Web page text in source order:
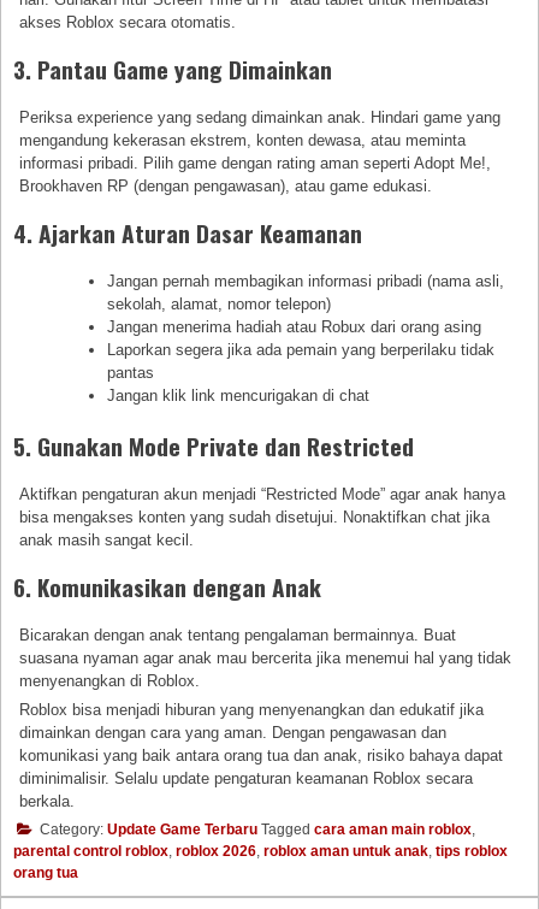
akses Roblox secara otomatis.
3. Pantau Game yang Dimainkan
Periksa experience yang sedang dimainkan anak. Hindari game yang
mengandung kekerasan ekstrem, konten dewasa, atau meminta
informasi pribadi. Pilih game dengan rating aman seperti Adopt Me!,
Brookhaven RP (dengan pengawasan), atau game edukasi.
4. Ajarkan Aturan Dasar Keamanan
Jangan pernah membagikan informasi pribadi (nama asli,
sekolah, alamat, nomor telepon)
Jangan menerima hadiah atau Robux dari orang asing
Laporkan segera jika ada pemain yang berperilaku tidak
pantas
Jangan klik link mencurigakan di chat
5. Gunakan Mode Private dan Restricted
Aktifkan pengaturan akun menjadi “Restricted Mode” agar anak hanya
bisa mengakses konten yang sudah disetujui. Nonaktifkan chat jika
anak masih sangat kecil.
6. Komunikasikan dengan Anak
Bicarakan dengan anak tentang pengalaman bermainnya. Buat
suasana nyaman agar anak mau bercerita jika menemui hal yang tidak
menyenangkan di Roblox.
Roblox bisa menjadi hiburan yang menyenangkan dan edukatif jika
dimainkan dengan cara yang aman. Dengan pengawasan dan
komunikasi yang baik antara orang tua dan anak, risiko bahaya dapat
diminimalisir. Selalu update pengaturan keamanan Roblox secara
berkala.
Category: Update Game Terbaru Tagged cara aman main roblox,
parental control roblox, roblox 2026, roblox aman untuk anak, tips roblox
orang tua